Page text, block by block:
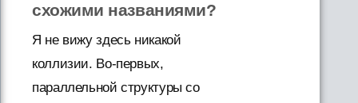
схожими названиями?
Я не вижу здесь никакой
коллизии. Во-первых,
параллельной структуры со